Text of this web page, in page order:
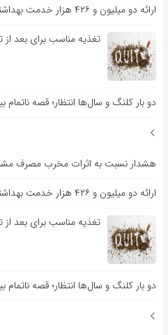
ارائه دو میلیون و ۴۲۶ هزار خدمت بهداشتی و درمانی به زائران
تغذیه مناسب برای بعد از
دو بار کلنگ و سال‌ها انتظار؛ قصه ناتمام
هشدار نسبت به اثرات مخرب مصرف
ارائه دو میلیون و ۴۲۶ هزار خدمت بهداشتی و درمانی به زائران
تغذیه مناسب برای بعد از
دو بار کلنگ و سال‌ها انتظار؛ قصه ناتمام